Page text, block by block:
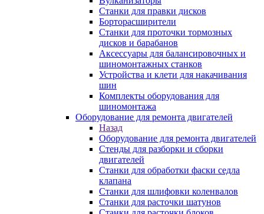
Станки для правки дисков
Борторасширители
Станки для проточки тормозных
дисков и барабанов
Аксессуары для балансировочных и
шиномонтажных станков
Устройства и клети для накачивания
шин
Комплекты оборудования для
шиномонтажа
Оборудование для ремонта двигателей
Назад
Оборудование для ремонта двигателей
Стенды для разборки и сборки
двигателей
Станки для обработки фаски седла
клапана
Станки для шлифовки коленвалов
Станки для расточки шатунов